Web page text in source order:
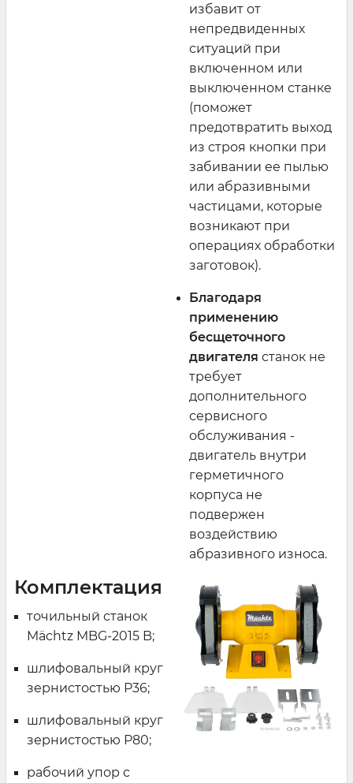
избавит от
непредвиденных
ситуаций при
включенном или
выключенном станке
(поможет
предотвратить выход
из строя кнопки при
забивании ее пылью
или абразивными
частицами, которые
возникают при
операциях обработки
заготовок).
Благодаря
применению
бесщеточного
двигателя станок не
требует
дополнительного
сервисного
обслуживания -
двигатель внутри
герметичного
корпуса не
подвержен
воздействию
абразивного износа.
Комплектация
точильный станок
Mächtz MBG-2015 B;
шлифовальный круг
зернистостью Р36;
шлифовальный круг
зернистостью Р80;
рабочий упор с